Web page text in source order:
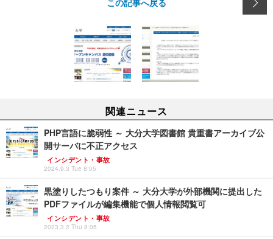
この記事へ戻る
関連ニュース
PHP言語に脆弱性 ～ 大分大学図書館 貴重書アーカイブ公
開サーバに不正アクセス
インシデント・事故
2024.9.3 Tue 8:05
黒塗りしたつもり案件 ～ 大分大学が外部機関に提出した
PDFファイルが編集機能で個人情報閲覧可
インシデント・事故
2023.3.2 Thu 8:05